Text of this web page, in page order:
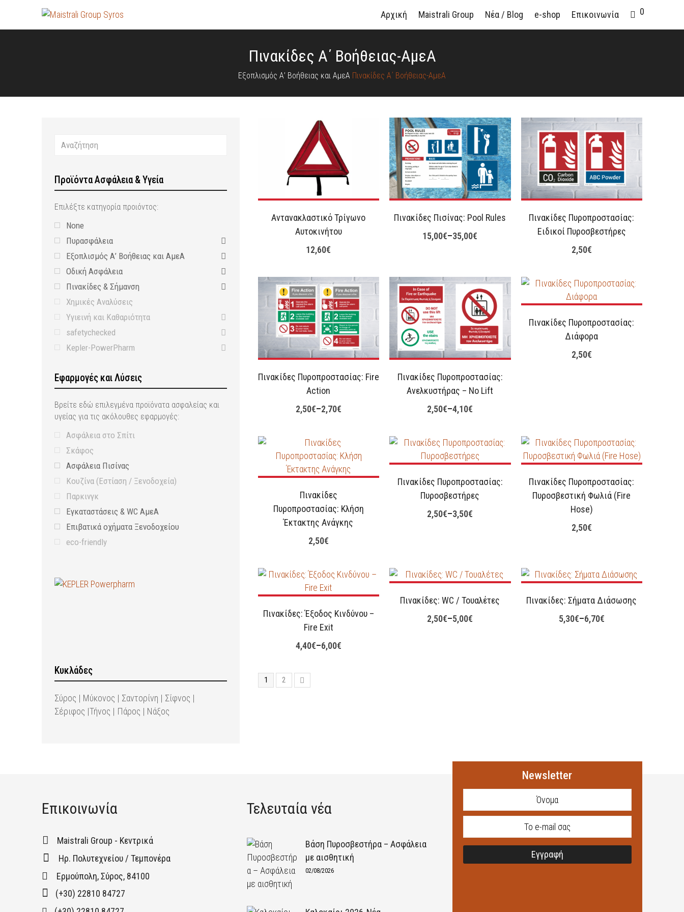
Αρχική Maistrali Group Νέα / Blog e-shop Επικοινωνία 0
Πινακίδες Α΄ Βοήθειας-ΑμεΑ
Εξοπλισμός Α’ Βοήθειας και ΑμεΑ Πινακίδες Α΄ Βοήθειας-ΑμεΑ
Αντανακλαστικό Τρίγωνο
Αυτοκινήτου
12,60€
Πινακίδες Πισίνας: Pool Rules
15,00€–35,00€
Πινακίδες Πυροπροστασίας:
Eιδικοί Πυροσβεστήρες
2,50€
Πινακίδες Πυροπροστασίας: Fire
Action
2,50€–2,70€
Πινακίδες Πυροπροστασίας:
Ανελκυστήρας – No Lift
2,50€–4,10€
Πινακίδες Πυροπροστασίας:
Διάφορα
2,50€
Πινακίδες
Πυροπροστασίας: Κλήση
Έκτακτης Ανάγκης
2,50€
Πινακίδες Πυροπροστασίας:
Πυροσβεστήρες
2,50€–3,50€
Πινακίδες Πυροπροστασίας:
Πυροσβεστική Φωλιά (Fire
Hose)
2,50€
Πινακίδες: Έξοδος Κινδύνου –
Fire Exit
4,40€–6,00€
Πινακίδες: WC / Τουαλέτες
2,50€–5,00€
Πινακίδες: Σήματα Διάσωσης
5,30€–6,70€
1 2
Προϊόντα Ασφάλεια & Υγεία
Επιλέξτε κατηγορία προιόντος:
None
Πυρασφάλεια
Εξοπλισμός Α’ Βοήθειας και ΑμεΑ
Οδική Ασφάλεια
Πινακίδες & Σήμανση
Χημικές Αναλύσεις
Υγιεινή και Καθαριότητα
safetychecked
Kepler-PowerPharm
Εφαρμογές και Λύσεις
Βρείτε εδώ επιλεγμένα προϊόνατα ασφαλείας και
υγείας για τις ακόλουθες εφαρμογές:
Ασφάλεια στο Σπίτι
Σκάφος
Ασφάλεια Πισίνας
Κουζίνα (Εστίαση / Ξενοδοχεία)
Παρκινγκ
Εγκαταστάσεις & WC ΑμεΑ
Επιβατικά οχήματα Ξενοδοχείου
eco-friendly
Κυκλάδες
Σύρος | Μύκονος | Σαντορίνη | Σίφνος |
Σέριφος |Τήνος | Πάρος | Νάξος
Επικοινωνία
Maistrali Group - Κεντρικά
Ηρ. Πολυτεχνείου / Τεμπονέρα
Ερμούπολη, Σύρος, 84100
(+30) 22810 84727
Τελευταία νέα
Βάση Πυροσβεστήρα – Ασφάλεια
με αισθητική
02/08/2026
Newsletter
Εγγραφή